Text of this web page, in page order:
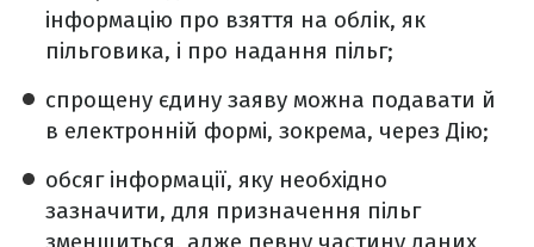
інформацію про взяття на облік, як
пільговика, і про надання пільг;
спрощену єдину заяву можна подавати й
в електронній формі, зокрема, через Дію;
обсяг інформації, яку необхідно
зазначити, для призначення пільг